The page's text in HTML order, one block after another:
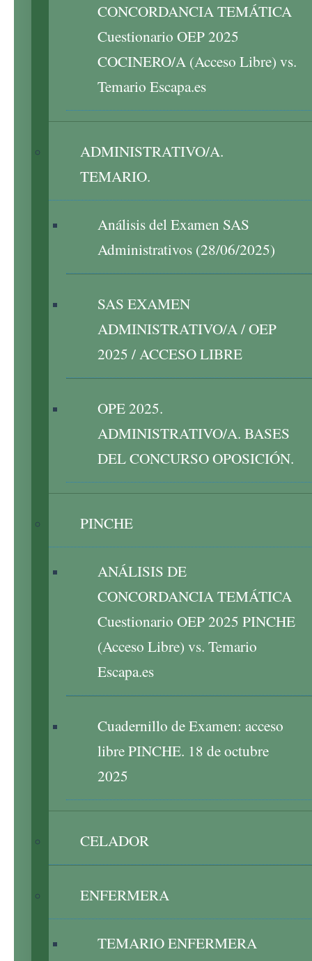
CONCORDANCIA TEMÁTICA
Cuestionario OEP 2025
COCINERO/A (Acceso Libre) vs.
Temario Escapa.es
ADMINISTRATIVO/A.
TEMARIO.
Análisis del Examen SAS
Administrativos (28/06/2025)
SAS EXAMEN
ADMINISTRATIVO/A / OEP
2025 / ACCESO LIBRE
OPE 2025.
ADMINISTRATIVO/A. BASES
DEL CONCURSO OPOSICIÓN.
PINCHE
ANÁLISIS DE
CONCORDANCIA TEMÁTICA
Cuestionario OEP 2025 PINCHE
(Acceso Libre) vs. Temario
Escapa.es
Cuadernillo de Examen: acceso
libre PINCHE. 18 de octubre
2025
CELADOR
ENFERMERA
TEMARIO ENFERMERA